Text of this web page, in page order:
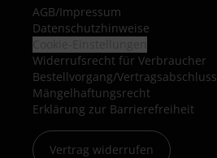
AGB/Impressum
Datenschutzhinweise
Widerrufsrecht für Verbraucher
Bestellvorgang/Vertragsabschluss
Mängelhaftungsrecht
Erklärung zur Barrierefreiheit
Vertrag widerrufen